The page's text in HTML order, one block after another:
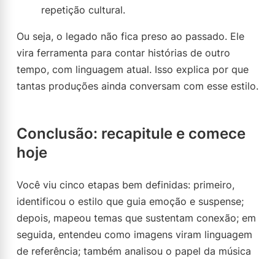
repetição cultural.
Ou seja, o legado não fica preso ao passado. Ele
vira ferramenta para contar histórias de outro
tempo, com linguagem atual. Isso explica por que
tantas produções ainda conversam com esse estilo.
Conclusão: recapitule e comece
hoje
Você viu cinco etapas bem definidas: primeiro,
identificou o estilo que guia emoção e suspense;
depois, mapeou temas que sustentam conexão; em
seguida, entendeu como imagens viram linguagem
de referência; também analisou o papel da música